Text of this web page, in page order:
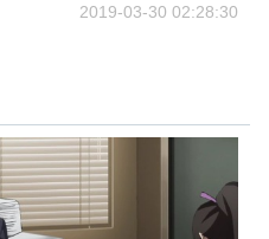
2019-03-30 02:28:30